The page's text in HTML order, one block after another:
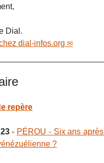
Dial.
dial-infos.org
repère
- PÉROU - Six ans
?